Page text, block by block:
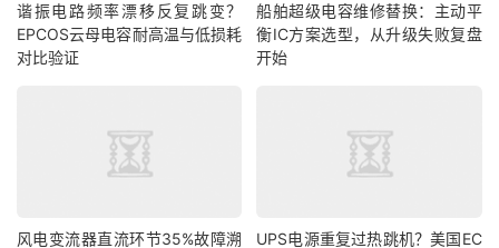
谐振电路频率漂移反复跳变？
EPCOS云母电容耐高温与低损耗
对比验证
船舶超级电容维修替换：主动平
衡IC方案选型，从升级失败复盘
开始
风电变流器直流环节35%故障溯 UPS电源重复过热跳机？美国EC